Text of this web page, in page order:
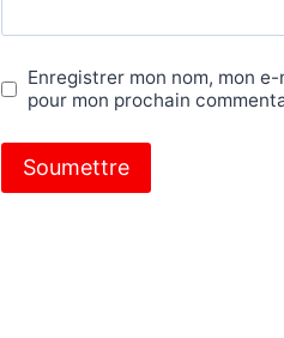
Enregistrer mon nom, mon
pour mon prochain